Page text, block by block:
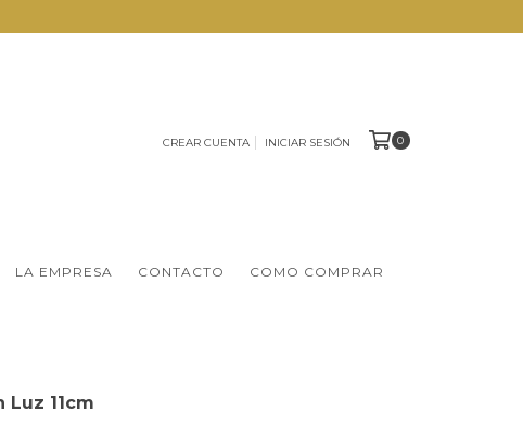
CREAR CUENTA INICIAR SESIÓN 0
LA EMPRESA CONTACTO COMO COMPRAR
11cm